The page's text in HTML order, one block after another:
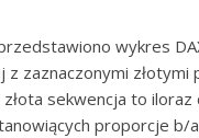
wykres
zaznaczonymi złotymi
złota sekwencja to iloraz
proporcje b/